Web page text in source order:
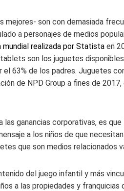
mejores- son con demasiada
a personajes de medios
mundial realizada por Statista en
son los juguetes disponibles
63% de los padres. Juguetes
de NPD Group a fines de 2017,
ganancias corporativas, es
a los niños de que
que son medios relacionados
del juego infantil y más
a las propiedades y franquicias